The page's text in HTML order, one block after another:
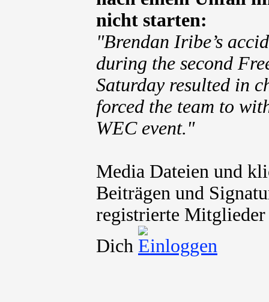
nicht starten:
"Brendan Iribe’s
during the second
Saturday resulted in
forced the team to
WEC event."
Media Dateien und
Beiträgen und
registrierte
Dich